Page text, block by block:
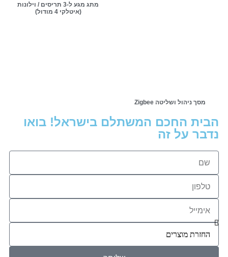
מסך ניהול ושליטה Zigbee
מתג מגע ל-3 תריסים / וילונות
(איטלקי 4 מודול)
הבית החכם המשתלם בישראל! בואו
נדבר על זה